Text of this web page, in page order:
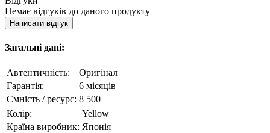
Немає відгуків до даного продукту
Написати відгук
Загальні дані:
Автентичність:
Оригінал
Гарантія:
6 місяців
Ємність / ресурс: 8 500
Колір:
Yellow
Країна виробник: Японія